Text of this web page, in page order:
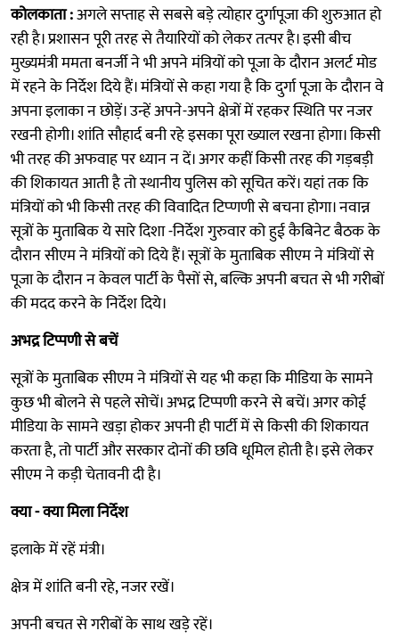
कोलकाता :अगले सप्ताह से सबसे बड़े त्योहार दुर्गापूजा की शुरुआत हो
रही है। प्रशासन पूरी तरह से तैयारियों को लेकर तत्पर है। इसी बीच
मुख्यमंत्री ममता बनर्जी ने भी अपने मंत्रियों को पूजा के दौरान अलर्ट मोड
में रहने के निर्देश दिये हैं। मंत्रियों से कहा गया है कि दुर्गा पूजा के दौरान वे
अपना इलाका न छोड़ें। उन्हें अपने-अपने क्षेत्रों में रहकर स्थिति पर नजर
रखनी होगी। शांति सौहार्द बनी रहे इसका पूरा ख्याल रखना होगा। किसी
भी तरह की अफवाह पर ध्यान न दें। अगर कहीं किसी तरह की गड़बड़ी
की शिकायत आती है तो स्थानीय पुलिस को सूचित करें। यहां तक कि
मंत्रियों को भी किसी तरह की विवादित टिप्णणी से बचना होगा। नवान्न
सूत्रों के मुताबिक ये सारे दिशा -निर्देश गुरुवार को हुई कैबिनेट बैठक के
दौरान सीएम ने मंत्रियों को दिये हैं। सूत्रों के मुताबिक सीएम ने मंत्रियों से
पूजा के दौरान न केवल पार्टी के पैसों से, बल्कि अपनी बचत से भी गरीबों
की मदद करने के निर्देश दिये।
अभद्र टिप्पणी से बचें
सूत्रों के मुताबिक सीएम ने मंत्रियों से यह भी कहा कि मीडिया के सामने
कुछ भी बोलने से पहले सोचें। अभद्र टिप्पणी करने से बचें। अगर कोई
मीडिया के सामने खड़ा होकर अपनी ही पार्टी में से किसी की शिकायत
करता है, तो पार्टी और सरकार दोनों की छवि धूमिल होती है। इसे लेकर
सीएम ने कड़ी चेतावनी दी है।
क्या - क्या मिला निर्देश
इलाके में रहें मंत्री।
क्षेत्र में शांति बनी रहे, नजर रखें।
अपनी बचत से गरीबों के साथ खड़े रहें।